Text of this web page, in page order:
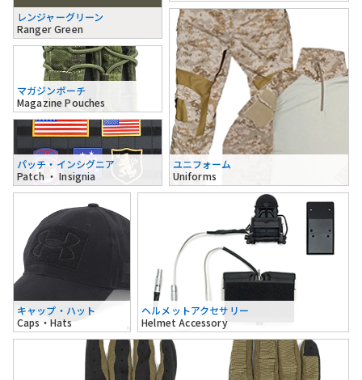
レンジャーグリーン
Ranger Green
マガジンポーチ
Magazine Pouches
パッチ・インシグニア
Patch ・ Insignia
ユニフォーム
Uniforms
キャップ・ハット
Caps・Hats
ヘルメットアクセサリー
Helmet Accessory